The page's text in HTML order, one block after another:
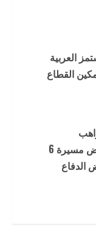
العربية
القطاع
المستقبليةبي أيه إي سيستمز تستعرض مسيرة 6
الدفاع